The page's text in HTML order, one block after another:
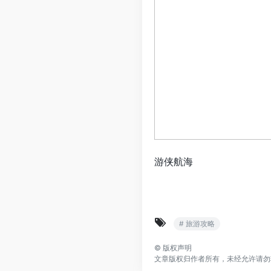
游侠航海
# 旅游攻略
© 版权声明
文章版权归作者所有，未经允许请